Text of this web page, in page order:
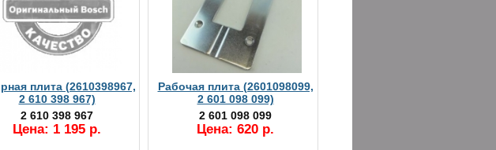
плита (2610398967,
2 610 398 967)
2 610 398 967
Цена: 1 195 р.
Рабочая плита (2601098099,
2 601 098 099)
2 601 098 099
Цена: 620 р.